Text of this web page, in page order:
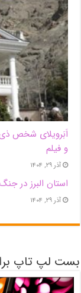
اَبَر‌ویلای شخص
و فیلم
آذر ۲۹, ۱۴۰۴
استان البرز در جنگ 12 روزه 7 شهید دانشجو تقدیم انقلاب
آذر ۲۹, ۱۴۰۴
بست لپ تاپ